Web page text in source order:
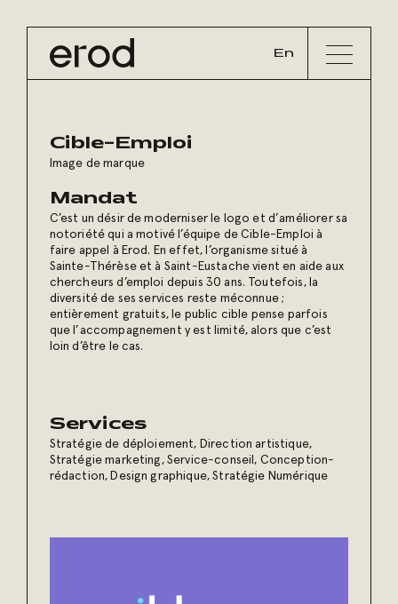
En
Cible-Emploi
Image de marque
Mandat
C’est un désir de moderniser le logo et d’améliorer sa
notoriété qui a motivé l’équipe de Cible-Emploi à
faire appel à Erod. En effet, l’organisme situé à
Sainte-Thérèse et à Saint-Eustache vient en aide aux
chercheurs d’emploi depuis 30 ans. Toutefois, la
diversité de ses services reste méconnue ;
entièrement gratuits, le public cible pense parfois
que l’accompagnement y est limité, alors que c’est
loin d’être le cas.
Services
Stratégie de déploiement, Direction artistique,
Stratégie marketing, Service-conseil, Conception-
rédaction, Design graphique,Stratégie Numérique